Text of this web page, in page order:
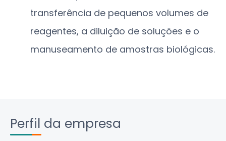
transferência de pequenos volumes de
reagentes, a diluição de soluções e o
manuseamento de amostras biológicas.
Perfil da empresa